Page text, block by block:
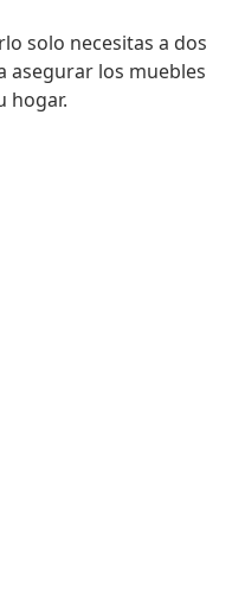
solo necesitas a dos
asegurar los muebles
hogar.